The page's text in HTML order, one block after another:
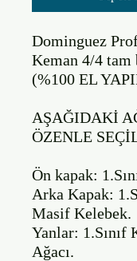
Dominguez
Keman 4/4 tam
(%100 EL
AŞAĞIDAKİ
ÖZENLE
Ön kapak:
Arka Kapak:
Masif Kelebek.
Yanlar: 1.Sınıf
Ağacı.